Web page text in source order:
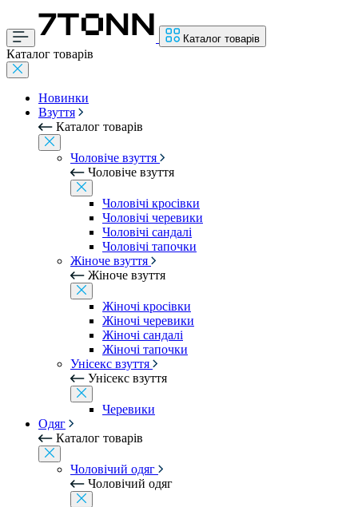
Каталог товарів
Каталог товарів
Новинки
Взуття
Каталог товарів
Чоловіче взуття
Чоловіче взуття
Чоловічі кросівки
Чоловічі черевики
Чоловічі сандалі
Чоловічі тапочки
Жіноче взуття
Жіноче взуття
Жіночі кросівки
Жіночі черевики
Жіночі сандалі
Жіночі тапочки
Унісекс взуття
Унісекс взуття
Черевики
Одяг
Каталог товарів
Чоловічий одяг
Чоловічий одяг